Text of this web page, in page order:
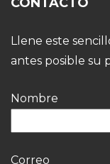
Llene este
antes posible su
Nombre
Correo